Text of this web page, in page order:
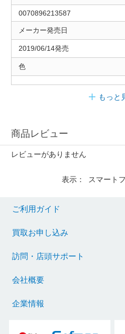
0070896213587
メーカー発売日
2019/06/14発売
色
もっと
商品レビュー
レビューがありません
表示： スマート
ご利用ガイド
買取お申し込み
訪問・店頭サポート
会社概要
企業情報